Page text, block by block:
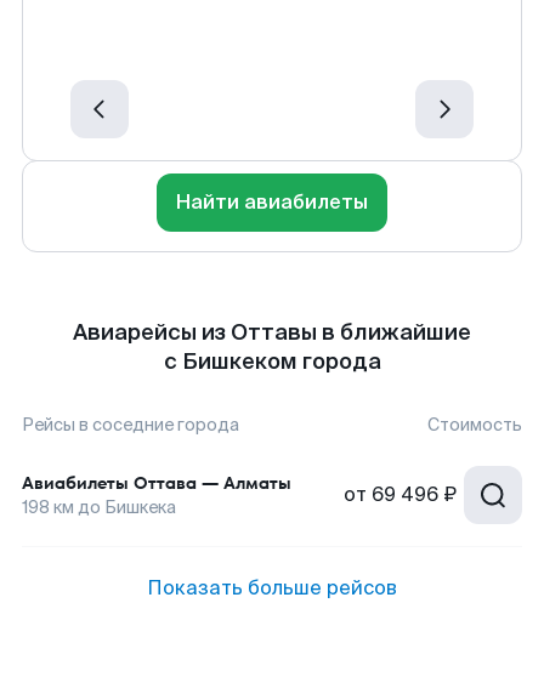
Найти авиабилеты
Авиарейсы из Оттавы в ближайшие
с Бишкеком города
Рейсы в соседние города Стоимость
Авиабилеты Оттава — Алматы
198 км до Бишкека от 69 496 ₽
Показать больше рейсов